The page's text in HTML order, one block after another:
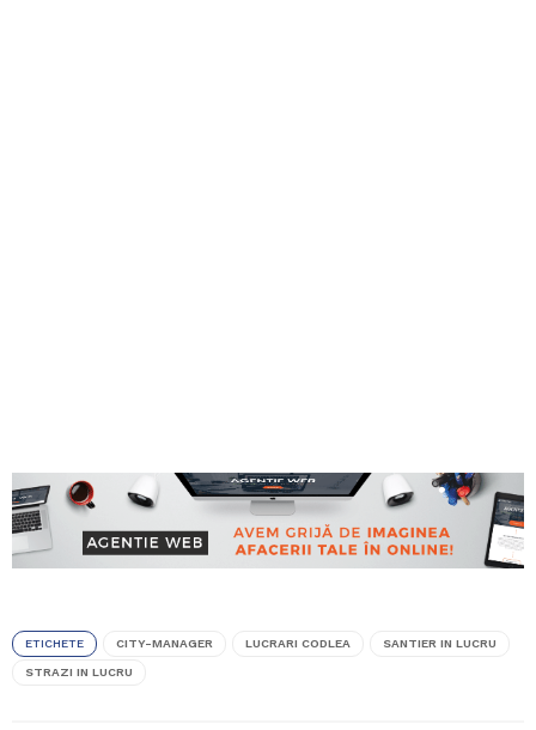
ETICHETE CITY-MANAGER LUCRARI CODLEA SANTIER IN LUCRU
STRAZI IN LUCRU